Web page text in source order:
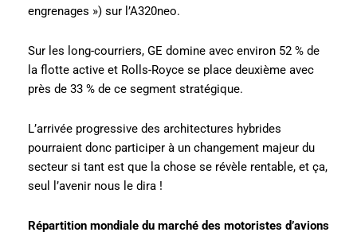
engrenages ») sur l’A320neo.
Sur les long-courriers, GE domine avec environ 52 % de
la flotte active et Rolls-Royce se place deuxième avec
près de 33 % de ce segment stratégique.
L’arrivée progressive des architectures hybrides
pourraient donc participer à un changement majeur du
secteur si tant est que la chose se révèle rentable, et ça,
seul l’avenir nous le dira !
Répartition mondiale du marché des motoristes d’avions